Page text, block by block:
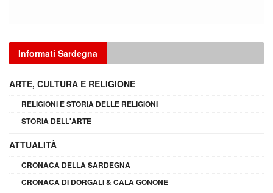
Informati Sardegna
ARTE, CULTURA E RELIGIONE
RELIGIONI E STORIA DELLE RELIGIONI
STORIA DELL'ARTE
ATTUALITÀ
CRONACA DELLA SARDEGNA
CRONACA DI DORGALI & CALA GONONE